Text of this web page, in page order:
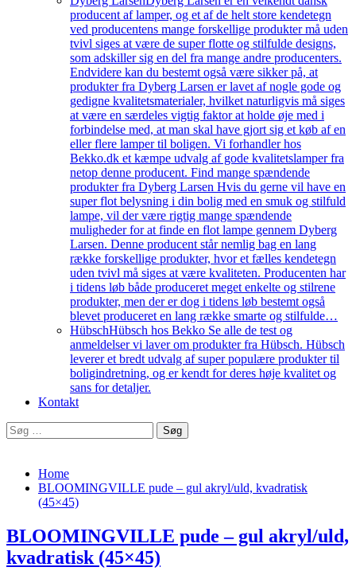
producent af lamper, og et af de helt store kendetegn
ved producentens mange forskellige produkter må uden
tvivl siges at være de super flotte og stilfulde designs,
som adskiller sig en del fra mange andre producenters.
Endvidere kan du bestemt også være sikker på, at
produkter fra Dyberg Larsen er lavet af nogle gode og
gedigne kvalitetsmaterialer, hvilket naturligvis må siges
at være en særdeles vigtig faktor at holde øje med i
forbindelse med, at man skal have gjort sig et køb af en
eller flere lamper til boligen. Vi forhandler hos
Bekko.dk et kæmpe udvalg af gode kvalitetslamper fra
netop denne producent. Find mange spændende
produkter fra Dyberg Larsen Hvis du gerne vil have en
super flot belysning i din bolig med en smuk og stilfuld
lampe, vil der være rigtig mange spændende
muligheder for at finde en flot lampe gennem Dyberg
Larsen. Denne producent står nemlig bag en lang
række forskellige produkter, hvor et fælles kendetegn
uden tvivl må siges at være kvaliteten. Producenten har
i tidens løb både produceret meget enkelte og stilrene
produkter, men der er dog i tidens løb bestemt også
blevet produceret en lang række smarte og stilfulde…
HübschHübsch hos Bekko Se alle de test og
anmeldelser vi laver om produkter fra Hübsch. Hübsch
leverer et bredt udvalg af super populære produkter til
boligindretning, og er kendt for deres høje kvalitet og
sans for detaljer.
Kontakt
Søg
efter:
Home
BLOOMINGVILLE pude – gul akryl/uld, kvadratisk
(45×45)
BLOOMINGVILLE pude – gul akryl/uld,
kvadratisk (45×45)